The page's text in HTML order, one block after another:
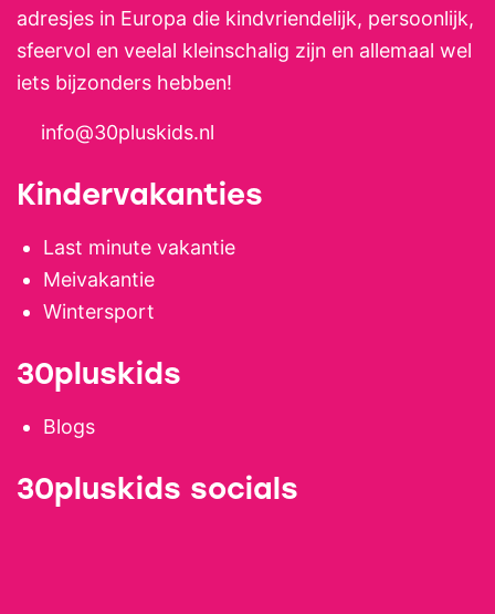
adresjes in Europa die kindvriendelijk, persoonlijk,
sfeervol en veelal kleinschalig zijn en allemaal wel
iets bijzonders hebben!
info@30pluskids.nl
Kindervakanties
Last minute vakantie
Meivakantie
Wintersport
30pluskids
Blogs
30pluskids socials